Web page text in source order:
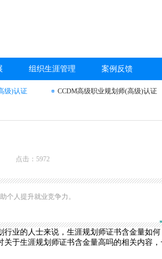
组织生涯管理 案例反馈
级)认证 CCDM高级职业规划师(高级)认证
点击：5972
个人提升就业竞争力。
业的人士来说，生涯规划师证书含金量如何
于生涯规划师证书含金量高吗的相关内容，